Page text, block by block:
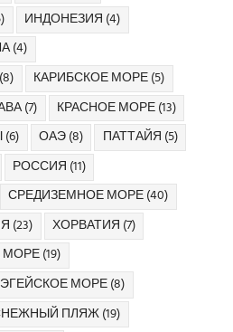
ИНДОНЕЗИЯ (4)
(4)
КАРИБСКОЕ МОРЕ(5)
(7) КРАСНОЕ МОРЕ(13)
(6) ОАЭ(8) ПАТТАЙЯ (5)
РОССИЯ (11)
СРЕДИЗЕМНОЕ МОРЕ(40)
(23) ХОРВАТИЯ (7)
МОРЕ(19)
ЭГЕЙСКОЕ МОРЕ(8)
ПЛЯЖ(19)